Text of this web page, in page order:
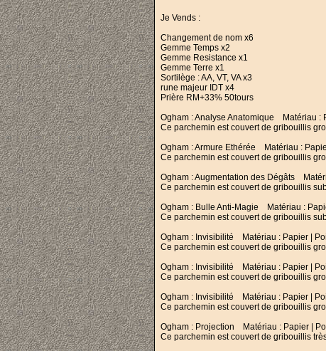
Je Vends :
Changement de nom x6
Gemme Temps x2
Gemme Resistance x1
Gemme Terre x1
Sortilège : AA, VT, VA x3
rune majeur IDT x4
Prière RM+33% 50tours
Ogham : Analyse Anatomique Matériau :
Ce parchemin est couvert de gribouillis
Ogham : Armure Ethérée Matériau :
Ce parchemin est couvert de gribouillis
Ogham : Augmentation des Dégâts
Ce parchemin est couvert de gribouillis
Ogham : Bulle Anti-Magie Matériau :
Ce parchemin est couvert de gribouillis
Ogham : Invisibilité Matériau : Papier |
Ce parchemin est couvert de gribouillis
Ogham : Invisibilité Matériau : Papier |
Ce parchemin est couvert de gribouillis
Ogham : Invisibilité Matériau : Papier |
Ce parchemin est couvert de gribouillis
Ogham : Projection Matériau : Papier |
Ce parchemin est couvert de gribouillis